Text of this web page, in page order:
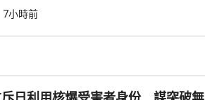
美方開展執法領域合作。至於雙方是否
7小時前